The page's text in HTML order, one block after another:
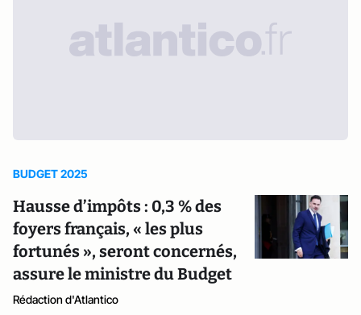
BUDGET 2025
Hausse d’impôts : 0,3 % des
foyers français, « les plus
fortunés », seront concernés,
assure le ministre du Budget
Rédaction d'Atlantico